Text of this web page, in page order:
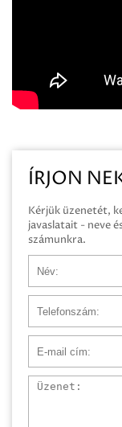
ÍRJON
Kérjük üzenetét,
javaslatait - neve
számunkra.
Üzenet